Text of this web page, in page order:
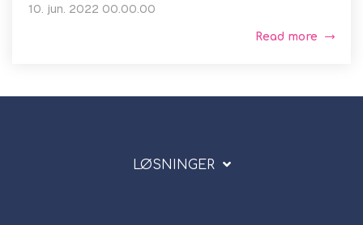
10. jun. 2022 00.00.00
Read more
LØSNINGER